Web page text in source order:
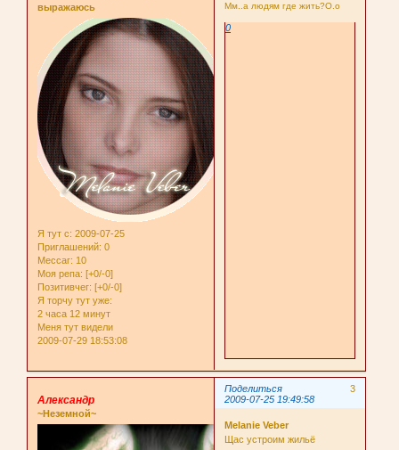
выражаюсь
Я тут с: 2009-07-25
Приглашений: 0
Мессаг: 10
Моя репа: [+0/-0]
Позитивчег: [+0/-0]
Я торчу тут уже:
2 часа 12 минут
Меня тут видели
2009-07-29 18:53:08
Мм..а людям где жить?О.о
0
Поделиться
3
2009-07-25 19:49:58
Александр
~Неземной~
Melanie Veber
Щас устроим жильё